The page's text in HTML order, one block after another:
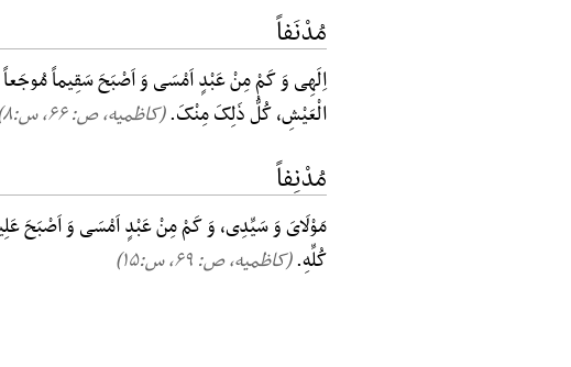
مُدْنَفاً
اِلَهِی وَ کَمْ مِنْ عَبْدٍ اَمْسَی وَ اَصْبَحَ سَقِیماً
الْعَیْشِ، کُلُّ ذَلِکَ مِنْکَ.(کاظمیه، ص: ۶۶, س:۸)
مُدْنِفاً
مَوْلَایَ وَ سَیِّدِی، وَ کَمْ مِنْ عَبْدٍ اَمْسَی وَ اَصْبَحَ
کُلِّهِ.(کاظمیه، ص: ۶۹, س:۱۵)